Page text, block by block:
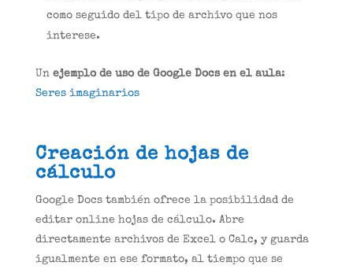
como seguido del tipo de archivo que nos
interese.
Un ejemplo de uso de Google Docs en el aula:
Seres imaginarios
Creación de hojas de
cálculo
Google Docs también ofrece la posibilidad de
editar online hojas de cálculo. Abre
directamente archivos de Excel o Calc, y guarda
igualmente en ese formato, al tiempo que se